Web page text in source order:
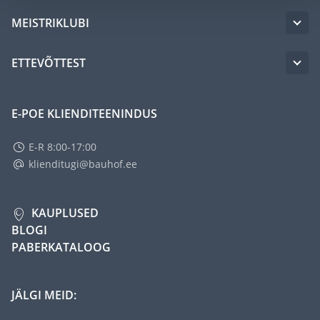
MEISTRIKLUBI
ETTEVÕTTEST
E-POE KLIENDITEENINDUS
E-R 8:00-17:00
klienditugi@bauhof.ee
KAUPLUSED
BLOGI
PABERKATALOOG
JÄLGI MEID: